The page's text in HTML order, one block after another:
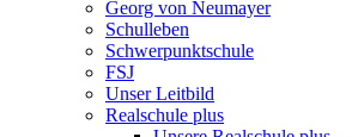
Georg von Neumayer
Schulleben
Schwerpunktschule
FSJ
Unser Leitbild
Realschule plus